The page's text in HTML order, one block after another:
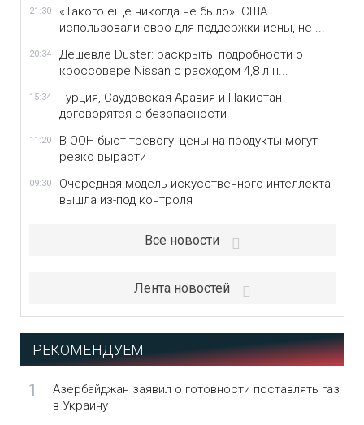
21:30
«Такого еще никогда не было». США
использовали евро для поддержки иены, не ...
20:34
Дешевле Duster: раскрыты подробности о
кроссовере Nissan с расходом 4,8 л н...
15:34
Турция, Саудовская Аравия и Пакистан
договорятся о безопасности
11:20
В ООН бьют тревогу: цены на продукты могут
резко вырасти
09:30
Очередная модель искусственного интеллекта
вышла из-под контроля
Все новости
Лента новостей
РЕКОМЕНДУЕМ
1
Азербайджан заявил о готовности поставлять газ
в Украину